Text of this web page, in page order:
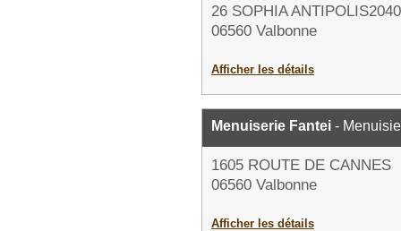
26 SOPHIA
06560 Valbonne
Afficher les détails
Menuiserie Fantei -
1605 ROUTE DE CANNES
06560 Valbonne
Afficher les détails